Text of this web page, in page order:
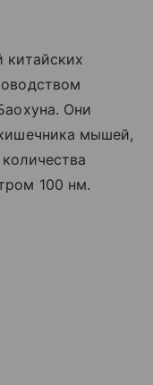
китайских
Они
мышей,
100 нм.